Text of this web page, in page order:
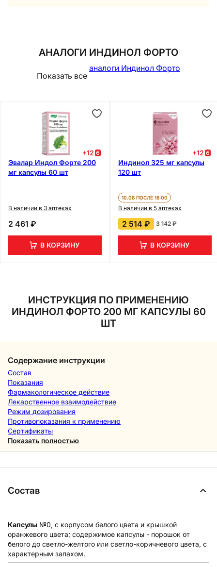
АНАЛОГИ ИНДИНОЛ ФОРТО
Показать все
аналоги Индинол Форто
+12
Эвалар Индол Форте 200
мг капсулы 60 шт
В наличии в 3 аптеках
2 461 ₽
В КОРЗИНУ
+12
Индинол 325 мг капсулы
120 шт
10.08 ПОСЛЕ 18:00
В наличии в 5 аптеках
2 514 ₽ 3 142 ₽
В КОРЗИНУ
ИНСТРУКЦИЯ ПО ПРИМЕНЕНИЮ
ИНДИНОЛ ФОРТО 200 МГ КАПСУЛЫ 60
ШТ
Содержание инструкции
Состав
Показания
Фармакологическое действие
Лекарственное взаимодействие
Режим дозирования
Противопоказания к применению
Сертификаты
Показать полностью
Состав
Капсулы №0, с корпусом белого цвета и крышкой
оранжевого цвета; содержимое капсулы - порошок от
белого до светло-желтого или светло-коричневого цвета, с
характерным запахом.